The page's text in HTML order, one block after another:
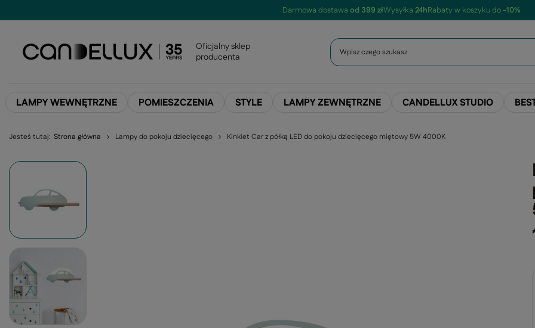
Darmowa dostawa od 399 złWysyłka 24hRabaty w koszyku do-10%
Oficjalny sklep
producenta
LAMPY WEWNĘTRZNE POMIESZCZENIA STYLE LAMPY ZEWNĘTRZNE CANDELLUX STUDIO
Jesteś tutaj: Strona główna Lampy do pokoju dziecięcego Kinkiet Car z półką LED do pokoju dziecięcego miętowy 5W 4000K